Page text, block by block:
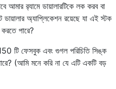
আমার র‍্যামে ডায়ালারটিকে লক করব বা
অ্যাপ্লিকেশন রয়েছে যা এই স্টক
করতে পারে?
টি ফেসবুক এবং গুগল পরিচিতি সিঙ্ক
(আমি মনে করি না যে এটি একটি বড়